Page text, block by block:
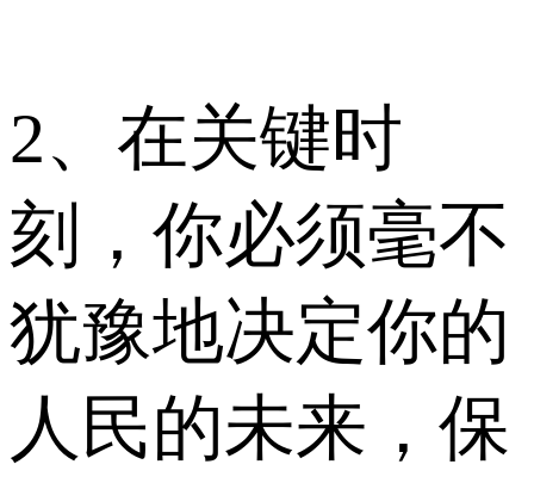
2、在关键时
刻，你必须毫不
犹豫地决定你的
人民的未来，保